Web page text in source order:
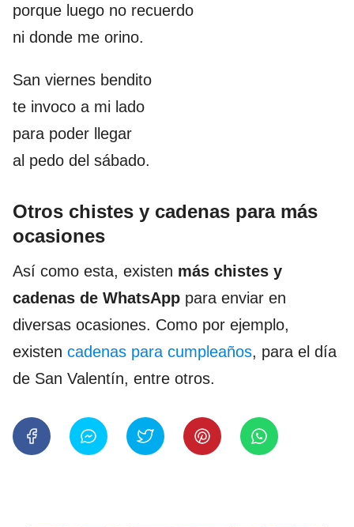
porque luego no recuerdo
ni donde me orino.
San viernes bendito
te invoco a mi lado
para poder llegar
al pedo del sábado.
Otros chistes y cadenas para más
ocasiones
Así como esta, existen más chistes y
cadenas de WhatsApp para enviar en
diversas ocasiones. Como por ejemplo,
existen cadenas para cumpleaños, para el día
de San Valentín, entre otros.